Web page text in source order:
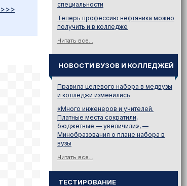
>>>
специальности
Теперь профессию нефтяника можно
получить и в колледже
Читать все...
НОВОСТИ ВУЗОВ И КОЛЛЕДЖЕЙ
Правила целевого набора в медвузы
и колледжи изменились
«Много инженеров и учителей.
Платные места сократили,
бюджетные — увеличили», —
Минобразования о плане набора в
вузы
Читать все...
ТЕСТИРОВАНИЕ